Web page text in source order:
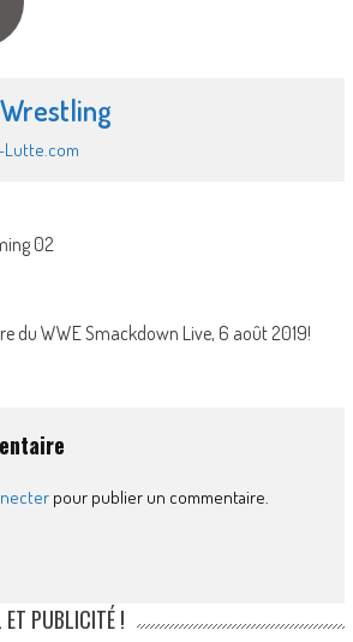
02
du WWE Smackdown Live, 6 août 2019!
pour publier un commentaire.
ET PUBLICITÉ !